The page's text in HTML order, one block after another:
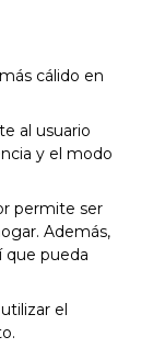
cálido en
al usuario
y el modo
permite ser
Además,
que pueda
el